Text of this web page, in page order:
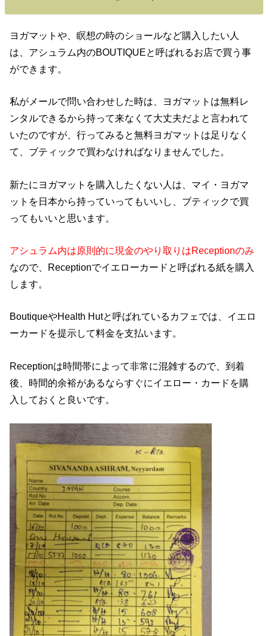
ヨガマットや、瞑想の時のショールなど購入したい人
は、アシュラム内のBOUTIQUEと呼ばれるお店で買う事
ができます。
私がメールで問い合わせした時は、ヨガマットは無料レ
ンタルできるから持って来なくて大丈夫だよと言われて
いたのですが、行ってみると無料ヨガマットは足りなく
て、ブティックで買わなければなりませんでした。
新たにヨガマットを購入したくない人は、マイ・ヨガマ
ットを日本から持っていってもいいし、ブティックで買
ってもいいと思います。
アシュラム内は原則的に現金のやり取りはReceptionのみ
なので、Receptionでイエローカードと呼ばれる紙を購入
します。
BoutiqueやHealth Hutと呼ばれているカフェでは、イエロ
ーカードを提示して料金を支払います。
Receptionは時間帯によって非常に混雑するので、到着
後、時間的余裕があるならすぐにイエロー・カードを購
入しておくと良いです。